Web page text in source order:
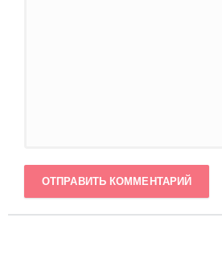
ОТПРАВИТЬ КОММЕНТАРИЙ